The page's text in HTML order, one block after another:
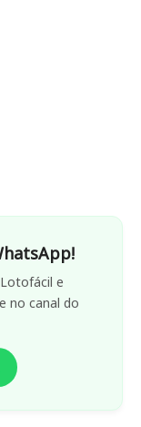
e
no canal do